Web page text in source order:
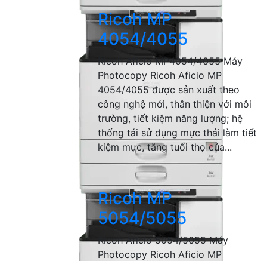
Ricoh MP
4054/4055
Ricoh Aficio MP4054/4055 Máy
Photocopy Ricoh Aficio MP
4054/4055 được sản xuất theo
công nghệ mới, thân thiện với môi
trường, tiết kiệm năng lượng; hệ
thống tái sử dụng mực thải làm tiết
kiệm mực, tăng tuổi thọ của...
Ricoh MP
5054/5055
Ricoh Aficio 5054/5055 Máy
Photocopy Ricoh Aficio MP